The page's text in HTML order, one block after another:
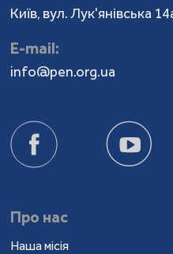
Київ, вул. Лук'янівська
Е-mail:
info@pen.org.ua
Про нас
Наша місія